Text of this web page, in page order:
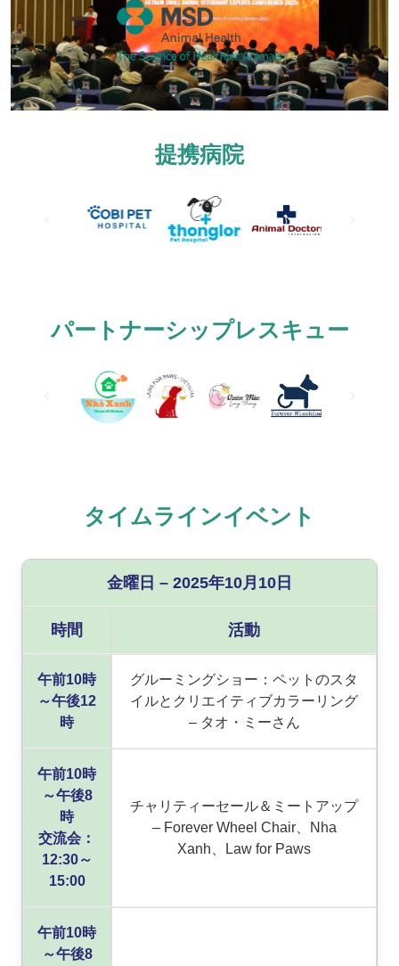
提携病院
パートナーシップレスキュー
タイムラインイベント
金曜日 – 2025年10月10日
時間 活動
午前10時
～午後12
時
グルーミングショー：ペットのスタ
イルとクリエイティブカラーリング
– タオ・ミーさん
午前10時
～午後8
時
交流会：
12:30～
15:00
チャリティーセール＆ミートアップ
– Forever Wheel Chair、Nha
Xanh、Law for Paws
午前10時
～午後8